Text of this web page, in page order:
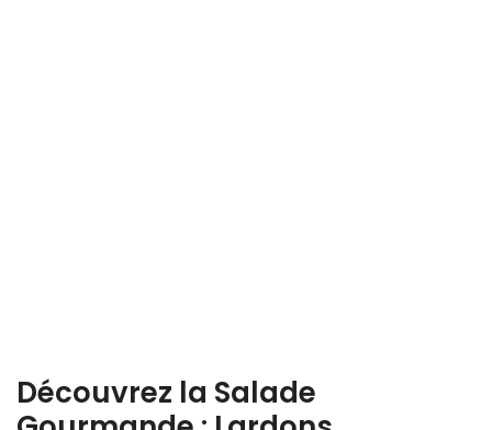
Découvrez la Salade